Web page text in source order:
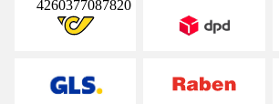
4260377087820